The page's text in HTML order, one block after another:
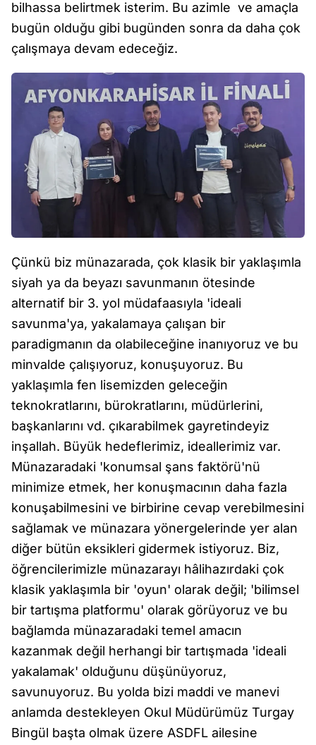
bilhassa belirtmek isterim. Bu azimle ve amaçla
bugün olduğu gibi bugünden sonra da daha çok
çalışmaya devam edeceğiz.
Çünkü biz münazarada, çok klasik bir yaklaşımla
siyah ya da beyazı savunmanın ötesinde
alternatif bir 3. yol müdafaasıyla 'ideali
savunma'ya, yakalamaya çalışan bir
paradigmanın da olabileceğine inanıyoruz ve bu
minvalde çalışıyoruz, konuşuyoruz. Bu
yaklaşımla fen lisemizden geleceğin
teknokratlarını, bürokratlarını, müdürlerini,
başkanlarını vd. çıkarabilmek gayretindeyiz
inşallah. Büyük hedeflerimiz, ideallerimiz var.
Münazaradaki 'konumsal şans faktörü'nü
minimize etmek, her konuşmacının daha fazla
konuşabilmesini ve birbirine cevap verebilmesini
sağlamak ve münazara yönergelerinde yer alan
diğer bütün eksikleri gidermek istiyoruz. Biz,
öğrencilerimizle münazarayı hâlihazırdaki çok
klasik yaklaşımla bir 'oyun' olarak değil; 'bilimsel
bir tartışma platformu' olarak görüyoruz ve bu
bağlamda münazaradaki temel amacın
kazanmak değil herhangi bir tartışmada 'ideali
yakalamak' olduğunu düşünüyoruz,
savunuyoruz. Bu yolda bizi maddi ve manevi
anlamda destekleyen Okul Müdürümüz Turgay
Bingül başta olmak üzere ASDFL ailesine